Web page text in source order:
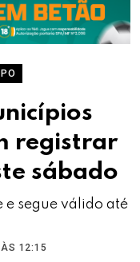
registrar
sábado
segue válido até
12:15